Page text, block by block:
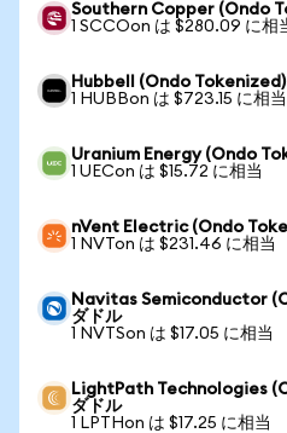
Southern Copper (Ondo
1 SCCOon は $280.09 に相
Hubbell (Ondo Tokenized)
1 HUBBon は $723.15 に相当
Uranium Energy (Ondo
1 UECon は $15.72 に相当
nVent Electric (Ondo
1 NVTon は $231.46 に相当
Navitas Semiconductor
ダドル
1 NVTSon は $17.05 に相当
LightPath Technologies
ダドル
1 LPTHon は $17.25 に相当